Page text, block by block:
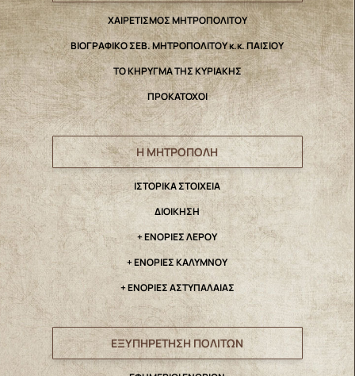
ΧΑΙΡΕΤΙΣΜΟΣ ΜΗΤΡΟΠΟΛΙΤΟΥ
ΒΙΟΓΡΑΦΙΚΟ ΣΕΒ. ΜΗΤΡΟΠΟΛΙΤΟΥ κ.κ. ΠΑΙΣΙΟΥ
ΤΟ ΚΗΡΥΓΜΑ ΤΗΣ ΚΥΡΙΑΚΗΣ
ΠΡΟΚΑΤΟΧΟΙ
Η ΜΗΤΡΟΠΟΛΗ
IΣΤΟΡΙΚΑ ΣΤΟΙΧΕΙΑ
ΔΙΟΙΚΗΣΗ
+ ΕΝΟΡΙΕΣ ΛΕΡΟΥ
+ ΕΝΟΡΙΕΣ ΚΑΛΥΜΝΟΥ
+ ΕΝΟΡΙΕΣ ΑΣΤΥΠΑΛΑΙΑΣ
ΕΞΥΠΗΡΕΤΗΣΗ ΠΟΛΙΤΩΝ